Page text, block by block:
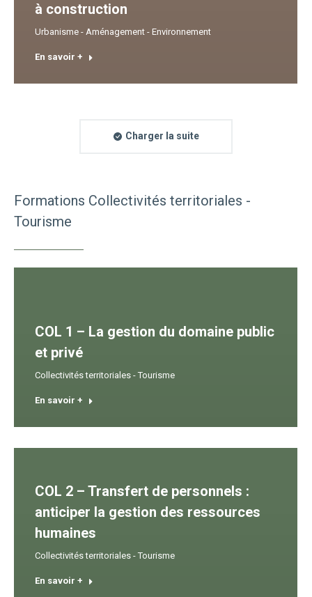
à construction
Urbanisme - Aménagement - Environnement
En savoir +
Charger la suite
Formations Collectivités territoriales -
Tourisme
COL 1 – La gestion du domaine public
et privé
Collectivités territoriales - Tourisme
En savoir +
COL 2 – Transfert de personnels :
anticiper la gestion des ressources
humaines
Collectivités territoriales - Tourisme
En savoir +